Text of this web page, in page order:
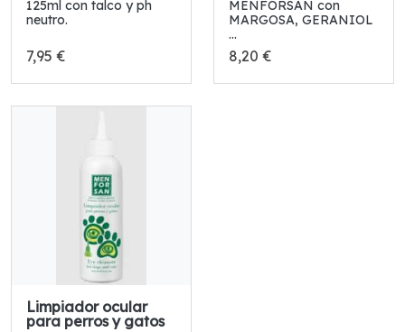
125ml con talco y ph
neutro.
7,95 €
MENFORSAN con
MARGOSA, GERANIOL
...
8,20 €
Limpiador ocular
para perros y gatos